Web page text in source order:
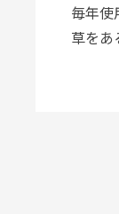
毎年使
草をあ